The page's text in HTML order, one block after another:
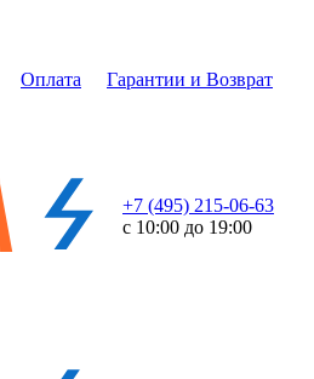
Оплата Гарантии и Возврат
+7 (495) 215-06-63
с 10:00 до 19:00